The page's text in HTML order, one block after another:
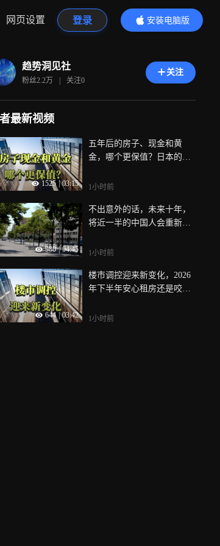
网页设置 登录
安装电脑版
内容更精彩
趋势洞见社
粉丝2.2万 | 关注0
关注
最新视频
1525 | 03:15
五年后的房子、现金和黄
金，哪个更保值？日本的教
1小时前
980 | 04:45
不出意外的话，未来十年，
将近一半的中国人会重新选
1小时前
644 03:42
楼市调控迎来新变化，2026
年下半年安心租房还是咬牙
1小时前